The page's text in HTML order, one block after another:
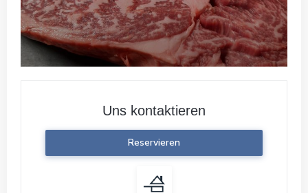
Uns kontaktieren
Reservieren